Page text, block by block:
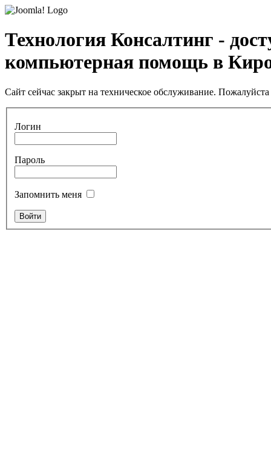
Технология Консалтинг -
компьютерная помощь в
Сайт сейчас закрыт на техническое обслуживание.
Логин
Пароль
Запомнить меня